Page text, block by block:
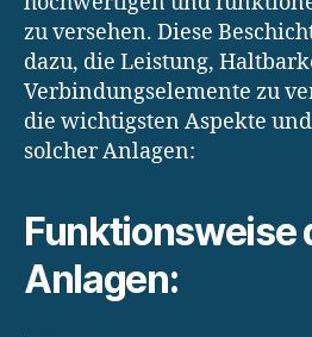
zu versehen. Diese
dazu, die Leistung,
Verbindungselemente zu
die wichtigsten Aspekte
solcher Anlagen:
Funktionsweise
Anlagen: